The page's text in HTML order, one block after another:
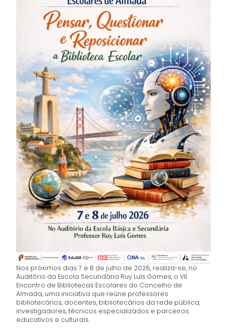
Nos próximos dias 7 e 8 de julho de 2026, realiza-se, no
Auditório da Escola Secundária Ruy Luís Gomes, o VII
Encontro de Bibliotecas Escolares do Concelho de
Almada, uma iniciativa que reúne professores
bibliotecários, docentes, bibliotecários da rede pública,
investigadores, técnicos especializados e parceiros
educativos e culturais.